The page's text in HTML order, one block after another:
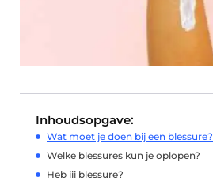
Inhoudsopgave:
Wat moet je doen bij een blessure?
Welke blessures kun je oplopen?
Heb jij blessure?